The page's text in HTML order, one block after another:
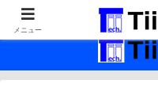
最新の建設
メニュー